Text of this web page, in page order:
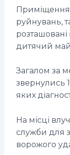
Приміщення
руйнувань,
дитячий
Загалом за
звернулись
яких
На місці
служби для
ворожого